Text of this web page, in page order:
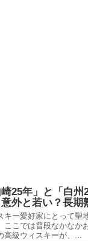
崎25年」と「白
外と若い？長期
キー愛好家にとって聖
ここでは普段なかなか
高級ウィスキーが、...